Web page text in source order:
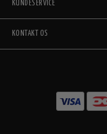
KUNDESERVICE
KONTAKT OS